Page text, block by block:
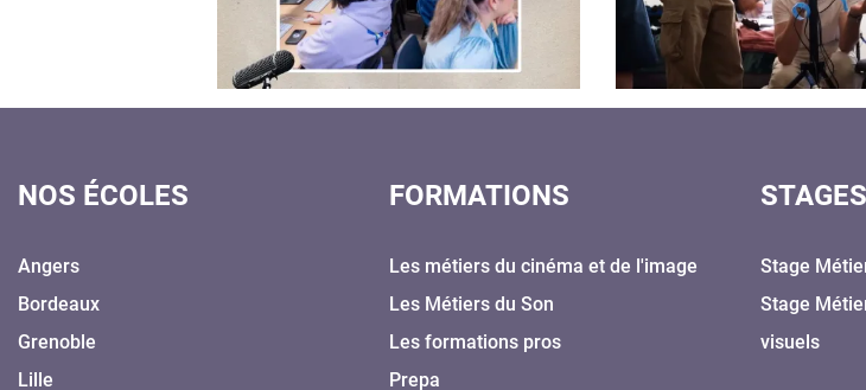
NOS ÉCOLES
Angers
Bordeaux
Grenoble
Lille
FORMATIONS
Les métiers du cinéma et de l'image
Les Métiers du Son
Les formations pros
Prepa
Stage
Stage
visuels